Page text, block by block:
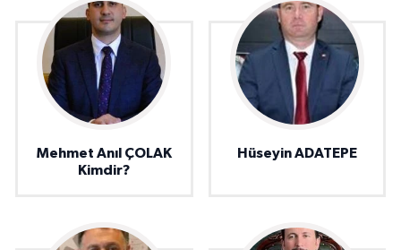
Mehmet Anıl ÇOLAK
Kimdir?
Hüseyin ADATEPE